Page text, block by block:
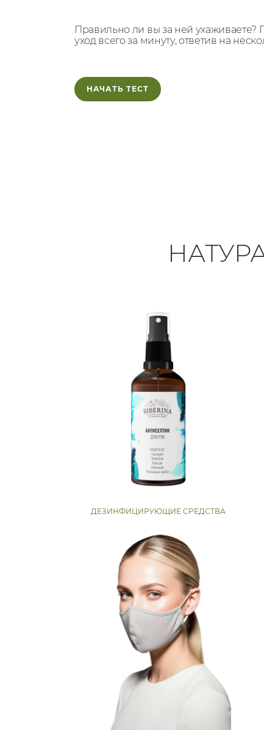
Правильно ли вы за ней
уход всего за минуту, ответив на
НАЧАТЬ ТЕСТ
ДЕЗИНФИЦИРУЮЩИЕ СРЕДСТВА